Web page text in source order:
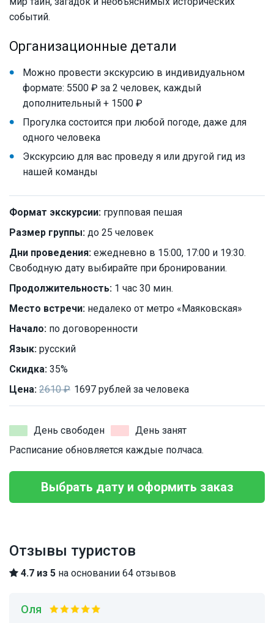
событий.
Организационные детали
Можно провести экскурсию в индивидуальном
формате: 5500 ₽ за 2 человек, каждый
дополнительный + 1500 ₽
Прогулка состоится при любой погоде, даже для
одного человека
Экскурсию для вас проведу я или другой гид из
нашей команды
Формат экскурсии: групповая пешая
Размер группы: до 25 человек
Дни проведения: ежедневно в 15:00, 17:00 и 19:30.
Свободную дату выбирайте при бронировании.
Продолжительность: 1 час 30 мин.
Место встречи: недалеко от метро «Маяковская»
Начало: по договоренности
Язык: русский
Скидка: 35%
Цена: 2610 ₽ 1697 рублей за человека
День свободен
День занят
Расписание обновляется каждые полчаса.
Выбрать дату и оформить заказ
Отзывы туристов
4.7 из 5 на основании 64 отзывов
Оля